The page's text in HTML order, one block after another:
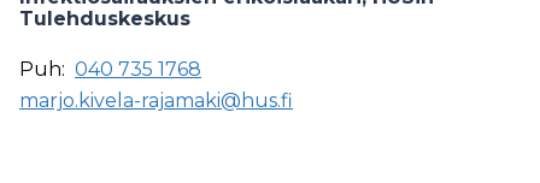
Tulehduskeskus
Puh: 040 735 1768
marjo.kivela-rajamaki@hus.fi